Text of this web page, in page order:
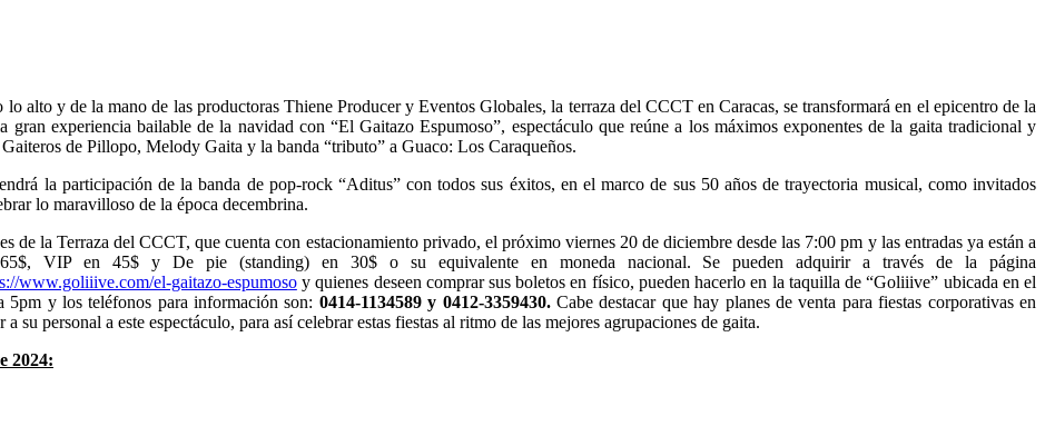
alto y de la mano de las productoras Thiene Producer y Eventos Globales, la terraza del CCCT en Caracas, se transformará en el epicentro de la
experiencia bailable de la navidad con “El Gaitazo Espumoso”, espectáculo que reúne a los máximos exponentes de la gaita tradicional y
de Pillopo, Melody Gaita y la banda “tributo” a Guaco: Los Caraqueños.
la participación de la banda de pop-rock “Aditus” con todos sus éxitos, en el marco de sus 50 años de trayectoria musical, como invitados
lo maravilloso de la época decembrina.
de la Terraza del CCCT, que cuenta con estacionamiento privado, el próximo viernes 20 de diciembre desde las 7:00 pm y las entradas ya están a
VIP en 45$ y De pie (standing) en 30$ o su equivalente en moneda nacional. Se pueden adquirir a través de la página
www.goliiive.com/el-gaitazo-espumosoy quienes deseen comprar sus boletos en físico, pueden hacerlo en la taquilla de “Goliiive” ubicada en el
y los teléfonos para información son: 0414-1134589 y 0412-3359430.Cabe destacar que hay planes de venta para fiestas corporativas en
su personal a este espectáculo, para así celebrar estas fiestas al ritmo de las mejores agrupaciones de gaita.
2024: